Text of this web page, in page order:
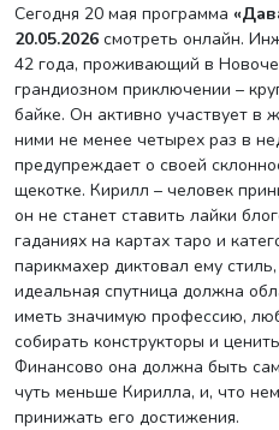
Сегодня 20 мая программа
20.05.2026 смотреть онлайн.
42 года, проживающий в
грандиозном приключении –
байке. Он активно участвует в
ними не менее четырех раз в
предупреждает о своей
щекотке. Кирилл – человек
он не станет ставить лайки
гаданиях на картах таро и
парикмахер диктовал ему
идеальная спутница должна
иметь значимую профессию,
собирать конструкторы и
Финансово она должна быть
чуть меньше Кирилла, и, что
принижать его достижения.